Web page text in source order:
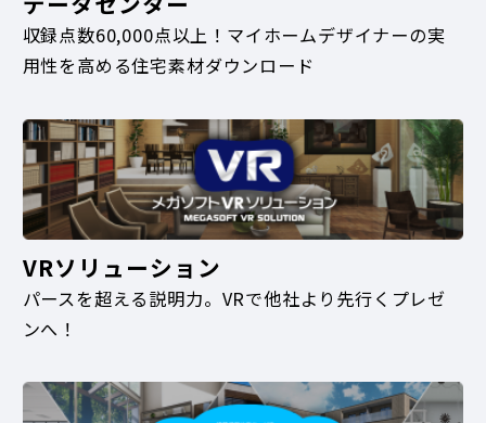
収録点数60,000点以上！マイホームデザイナーの実
用性を高める住宅素材ダウンロード
VRソリューション
パースを超える説明力。VRで他社より先行くプレゼ
ンへ！